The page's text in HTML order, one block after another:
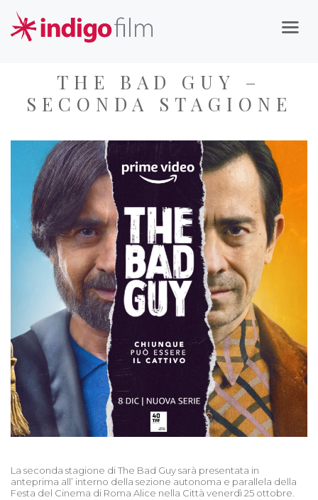
THE BAD GUY –
SECONDA STAGIONE
La seconda stagione di The Bad Guy sarà presentata in
anteprima all’ interno della sezione autonoma e parallela della
Festa del Cinema di Roma Alice nella Città venerdì 25 ottobre.